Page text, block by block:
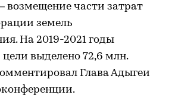
части затрат
земель
На 2019-2021 годы
цели выделено 72,6 млн.
Глава Адыгеи